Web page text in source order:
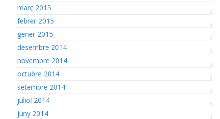
març 2015
febrer 2015
gener 2015
desembre 2014
novembre 2014
octubre 2014
setembre 2014
juliol 2014
juny 2014